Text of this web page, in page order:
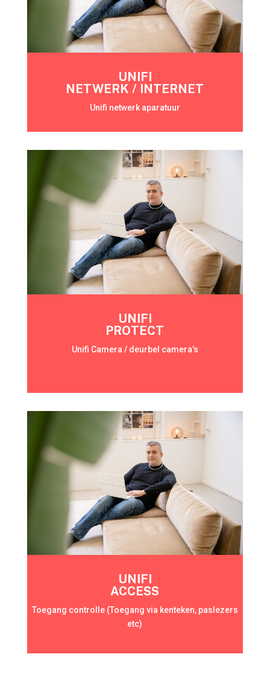
UNIFI
NETWERK / INTERNET
Unifi netwerk aparatuur
UNIFI
PROTECT
Unifi Camera / deurbel camera’s
UNIFI
ACCESS
Toegang controlle (Toegang via kenteken, paslezers
etc)